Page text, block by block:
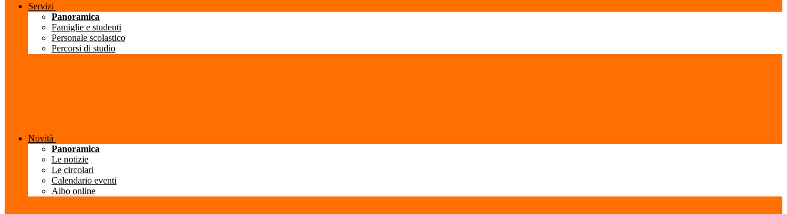
Servizi
Panoramica
Famiglie e studenti
Personale scolastico
Percorsi di studio
Novità
Panoramica
Le notizie
Le circolari
Calendario eventi
Albo online